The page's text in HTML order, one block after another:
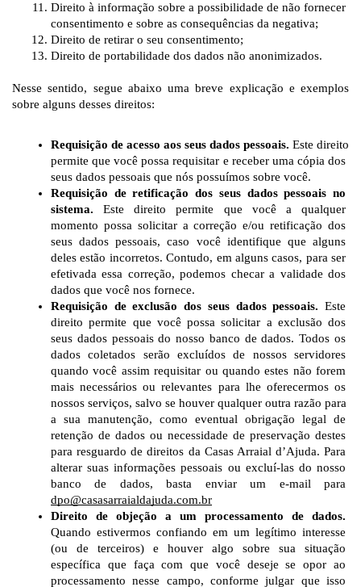
Direito à informação sobre a possibilidade de não fornecer
consentimento e sobre as consequências da negativa;
Direito de retirar o seu consentimento;
Direito de portabilidade dos dados não anonimizados.
Nesse sentido, segue abaixo uma breve explicação e exemplos
sobre alguns desses direitos:
Requisição de acesso aos seus dados pessoais. Este direito
permite que você possa requisitar e receber uma cópia dos
seus dados pessoais que nós possuímos sobre você.
Requisição de retificação dos seus dados pessoais no
sistema. Este direito permite que você a qualquer
momento possa solicitar a correção e/ou retificação dos
seus dados pessoais, caso você identifique que alguns
deles estão incorretos. Contudo, em alguns casos, para ser
efetivada essa correção, podemos checar a validade dos
dados que você nos fornece.
Requisição de exclusão dos seus dados pessoais. Este
direito permite que você possa solicitar a exclusão dos
seus dados pessoais do nosso banco de dados. Todos os
dados coletados serão excluídos de nossos servidores
quando você assim requisitar ou quando estes não forem
mais necessários ou relevantes para lhe oferecermos os
nossos serviços, salvo se houver qualquer outra razão para
a sua manutenção, como eventual obrigação legal de
retenção de dados ou necessidade de preservação destes
para resguardo de direitos da Casas Arraial d’Ajuda. Para
alterar suas informações pessoais ou excluí-las do nosso
dpo@casasarraialdajuda.com.br
Direito de objeção a um processamento de dados.
Quando estivermos confiando em um legítimo interesse
(ou de terceiros) e houver algo sobre sua situação
específica que faça com que você deseje se opor ao
processamento nesse campo, conforme julgar que isso